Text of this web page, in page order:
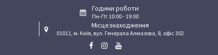
Години роботи
Пн-Пт 10:00 - 19:00
Місцезнаходження
01011, м. Київ, вул. Генерала Алмазова, 8, офіс 302